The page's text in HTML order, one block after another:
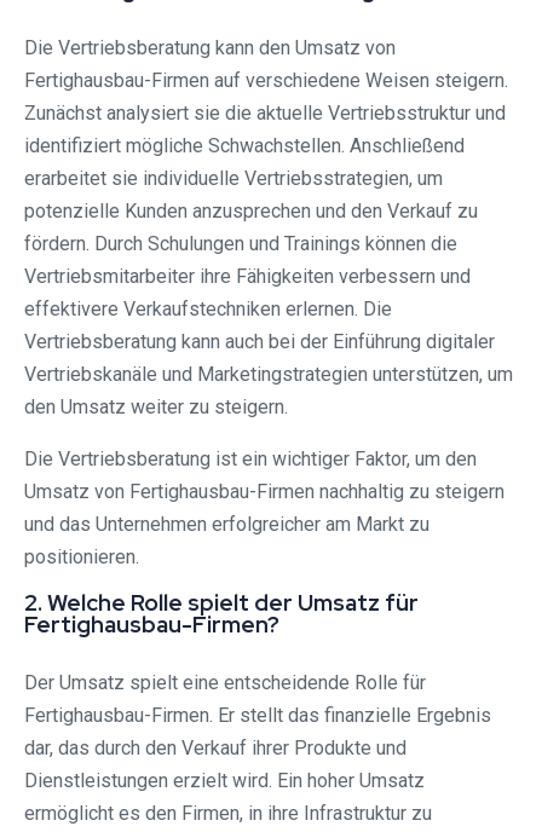
Die Vertriebsberatung kann den Umsatz von
Fertighausbau-Firmen auf verschiedene Weisen steigern.
Zunächst analysiert sie die aktuelle Vertriebsstruktur und
identifiziert mögliche Schwachstellen. Anschließend
erarbeitet sie individuelle Vertriebsstrategien, um
potenzielle Kunden anzusprechen und den Verkauf zu
fördern. Durch Schulungen und Trainings können die
Vertriebsmitarbeiter ihre Fähigkeiten verbessern und
effektivere Verkaufstechniken erlernen. Die
Vertriebsberatung kann auch bei der Einführung digitaler
Vertriebskanäle und Marketingstrategien unterstützen, um
den Umsatz weiter zu steigern.
Die Vertriebsberatung ist ein wichtiger Faktor, um den
Umsatz von Fertighausbau-Firmen nachhaltig zu steigern
und das Unternehmen erfolgreicher am Markt zu
positionieren.
2. Welche Rolle spielt der Umsatz für
Fertighausbau-Firmen?
Der Umsatz spielt eine entscheidende Rolle für
Fertighausbau-Firmen. Er stellt das finanzielle Ergebnis
dar, das durch den Verkauf ihrer Produkte und
Dienstleistungen erzielt wird. Ein hoher Umsatz
ermöglicht es den Firmen, in ihre Infrastruktur zu